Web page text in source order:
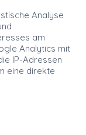
Analyse
am
Analytics mit
IP-Adressen
eine direkte